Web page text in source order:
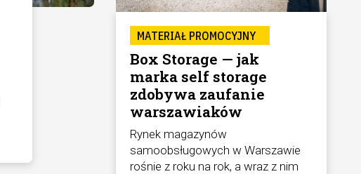
MATERIAŁ PROMOCYJNY
Box Storage — jak
marka self storage
zdobywa zaufanie
warszawiaków
Rynek magazynów
samoobsługowych w Warszawie
rośnie z roku na rok, a wraz z nim